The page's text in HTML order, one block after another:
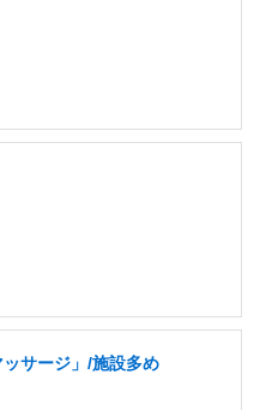
サージ」/施設多め